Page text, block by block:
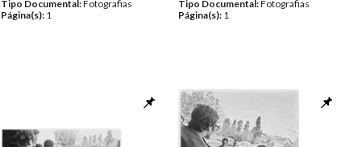
Tipo Documental:Fotografias
Página(s): 1
Tipo Documental:Fotografias
Página(s): 1